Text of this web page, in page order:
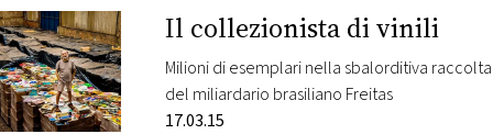
PLAYLIST
NEWS
Il collezionista di vinili
Milioni di esemplari nella sbalorditiva raccolta
del miliardario brasiliano Freitas
17.03.15